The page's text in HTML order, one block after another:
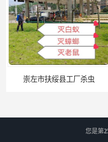
崇左市扶绥县工厂杀虫
您是第